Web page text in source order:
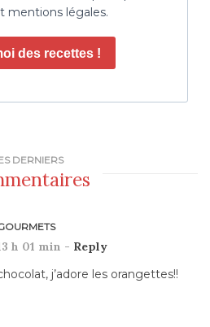
mentions légales.
des recettes !
DERNIERS
h 01 min - Reply
j’adore les orangettes!!